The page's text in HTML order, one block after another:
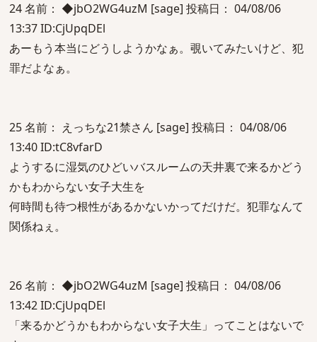
24 名前： ◆jbO2WG4uzM [sage] 投稿日： 04/08/06
13:37 ID:CjUpqDEl
あーもう本当にどうしようかなぁ。覗いてみたいけど、犯
罪だよなぁ。
25 名前： えっちな21禁さん [sage] 投稿日： 04/08/06
13:40 ID:tC8vfarD
ようするに湿気のひどいバスルームの天井裏で来るかどう
かもわからない女子大生を
何時間も待つ根性があるかないかってだけだ。犯罪なんて
関係ねぇ。
26 名前： ◆jbO2WG4uzM [sage] 投稿日： 04/08/06
13:42 ID:CjUpqDEl
「来るかどうかもわからない女子大生」ってことはないで